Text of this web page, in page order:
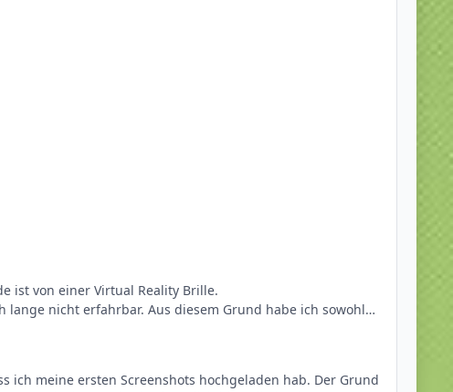
ist von einer Virtual Reality Brille.
nicht erfahrbar. Aus diesem Grund habe ich sowohl
ich meine ersten Screenshots hochgeladen hab. Der Grund